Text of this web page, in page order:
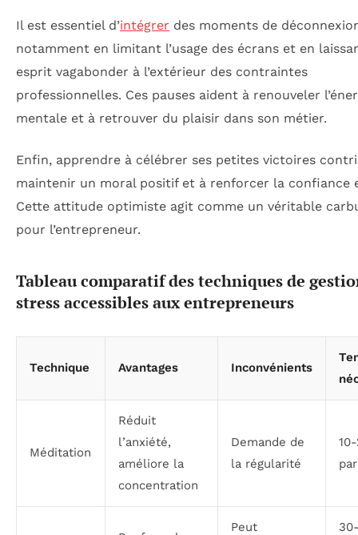
Il est essentiel d’intégrer des moments de
notamment en limitant l’usage des écrans et en
esprit vagabonder à l’extérieur des contraintes
professionnelles. Ces pauses aident à renouveler
mentale et à retrouver du plaisir dans son métier.
Enfin, apprendre à célébrer ses petites victoires
maintenir un moral positif et à renforcer la confiance
Cette attitude optimiste agit comme un véritable
pour l’entrepreneur.
Tableau comparatif des techniques de
stress accessibles aux entrepreneurs
Technique Avantages Inconvénients
Méditation
Réduit
l’anxiété,
améliore la
concentration
Demande de
la régularité
Peut